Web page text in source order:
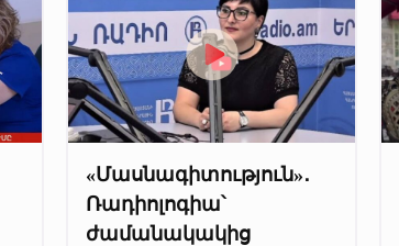
«Մասնագիտություն»․
Ռադիոլոգիա՝
ժամանակակից